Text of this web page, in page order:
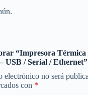
“Impresora Térmica
USB / Serial / Ethernet”
electrónico no será
con *